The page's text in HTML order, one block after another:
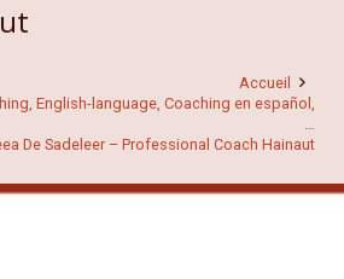
Accueil
English-language, Coaching en español,
…
De Sadeleer – Professional Coach Hainaut